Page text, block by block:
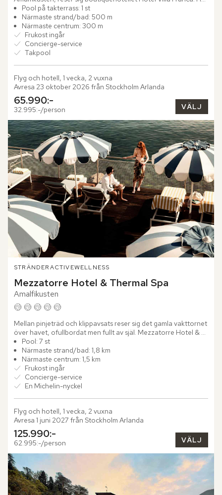
möts modern italiensk design, samtida konst och vidsträckta...
Pool på takterrass: 1 st
Närmaste strand/bad: 500 m
Närmaste centrum: 300 m
Frukost ingår
Concierge-service
Takpool
Flyg och hotell, 1 vecka, 2 vuxna
Avresa 23 oktober 2026 från Stockholm Arlanda
65.990:-
32.995:-/person VÄLJ
STRÄNDERACTIVEWELLNESS
Mezzatorre Hotel & Thermal Spa
Amalfikusten
Mellan pinjeträd och klippavsats reser sig det gamla vakttornet
över havet, ofullbordat men fullt av själ. Mezzatorre Hotel &
Thermal Spa blickar ut över Neapelbukten från sin...
Pool: 7 st
Närmaste strand/bad: 1,8 km
Närmaste centrum: 1,5 km
Frukost ingår
Concierge-service
En Michelin-nyckel
Flyg och hotell, 1 vecka, 2 vuxna
Avresa 1 juni 2027 från Stockholm Arlanda
125.990:-
62.995:-/person VÄLJ